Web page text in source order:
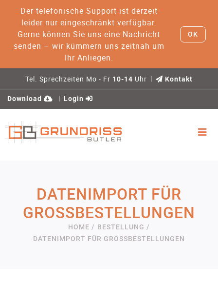
Der telefonische Support ist derzeit
leider nur eingeschränkt verfügbar.
Gerne können Sie uns eine Nachricht
senden – wir kümmern uns zeitnah um
Ihr Anliegen.
OK
Tel. Sprechzeiten Mo - Fr 10-14 Uhr Kontakt
Download Login
DATENIMPORT FÜR
GROSSBESTELLUNGEN
HOME / BESTELLUNG /
DATENIMPORT FÜR GROSSBESTELLUNGEN